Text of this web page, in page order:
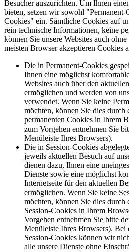
Besucher auszurichten. Um Ihnen
bieten, setzen wir sowohl
Cookies" ein. Sämtliche Cookies auf
rein technische Informationen, keine
können Sie unsere Websites auch
meisten Browser akzeptieren Cookies
Die in Permanent-Cookies
Ihnen eine möglichst
Websites auch über den
ermöglichen und werden von
verwendet. Wenn Sie keine
möchten, können Sie dies
permanenten Cookies in Ihrem
zum Vorgehen entnehmen Sie
Menüleiste Ihres Browsers).
Die in Session-Cookies
jeweils aktuellen Besuch auf
dienen dazu, Ihnen eine
Dienste sowie eine möglichst
Internetseite für den aktuellen
ermöglichen. Wenn Sie keine
möchten, können Sie dies
Session-Cookies in Ihrem
Vorgehen entnehmen Sie bitte
Menüleiste Ihres Browsers).
Session-Cookies können wir
alle unsere Dienste ohne